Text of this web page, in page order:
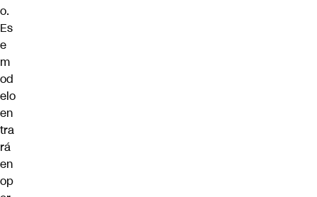
o.
Es
e
m
od
elo
en
tra
rá
en
op